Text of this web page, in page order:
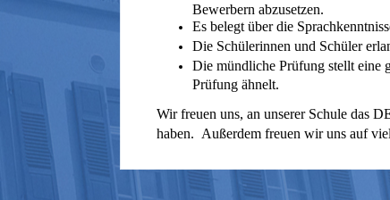
Bewerbern abzusetzen.
Es belegt über die
Die Schülerinnen und Schüler
Die mündliche Prüfung stellt eine
Prüfung ähnelt.
Wir freuen uns, an unserer Schule das
haben. Außerdem freuen wir uns auf